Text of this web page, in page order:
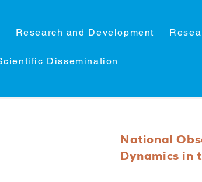
Research and Development
Dissemination
National
Dynamics in